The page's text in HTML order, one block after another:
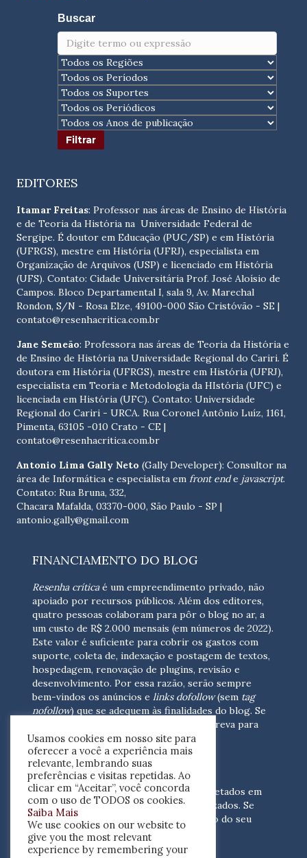
Buscar
EDITORES
Itamar Freitas: Professor nas áreas de Ensino de História
e de Teoria da História na Universidade Federal de
Sergipe. É doutor em Educação (PUC/SP) e em História
(UFRGS), mestre em História (UFRJ), especialista em
Organização de Arquivos (USP) e licenciado em História
(UFS). Contato: Cidade Universitária Prof. José Aloísio de
Campos. Bloco Departamental I, sala 9, Av. Marechal
Rondon, S/N - Rosa Elze, 49100-000 São Cristóvão - SE |
contato@resenhacritica.com.br
Jane Semeão: Professora nas áreas de Teoria da História e
de Ensino de História na Universidade Regional do Cariri. É
doutora em História (UFRGS), mestre em História (UFRJ),
especialista em Teoria e Metodologia da HIstória (UFC) e
licenciada em História (UFC). Contato: Universidade
Regional do Cariri - URCA. Rua Coronel Antônio Luíz, 1161,
Pimenta, 63105 -010 Crato - CE |
contato@resenhacritica.com.br
Antonio Lima Gally Neto (Gally Developer): Consultor na
área de Informática e especialista em front ende javascript.
Contato: Rua Bruna, 332,
Chacara Mafalda, 03370-000, São Paulo - SP |
antonio.gally@gmail.com
FINANCIAMENTO DO BLOG
Resenha críticaé um empreendimento privado, não
apoiado por recursos públicos. Além dos editores,
quatro pessoas colaboram para pôr o blog no ar, a
um custo de R$ 2.000 mensais (em números de 2022).
Este valor é suficiente para cobrir os gastos com
suporte, coleta de, indexação e postagem de textos,
hospedagem, renovação de plugins, revisão e
desenvolvimento. Por essa razão, serão sempre
bem-vindos os anúncios e links dofollow(sem tag
nofollow) que se adequem às finalidades do blog. Se
escreva para
nós(contato@resenhacritica.com.br)
FONTES E ACERVO
As resenhas, dossiês e sumários são coletados em
periódicos acadêmicos e sites especializados. Se
você tem interesse em divulgar o acervo do seu
periódico, escreva para nós
(contato@resenhacritica.com.br)
Usamos cookies em nosso site para
oferecer a você a experiência mais
relevante, lembrando suas
preferências e visitas repetidas. Ao
clicar em “Aceitar”, você concorda
com o uso de TODOS os cookies.
Saiba Mais
We use cookies on our website to
give you the most relevant
experience by remembering your